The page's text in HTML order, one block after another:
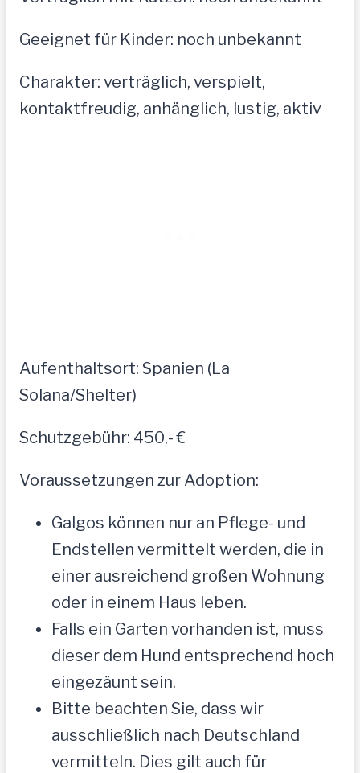
Geeignet für Kinder: noch unbekannt
Charakter: verträglich, verspielt,
kontaktfreudig, anhänglich, lustig, aktiv
Aufenthaltsort: Spanien (La
Solana/Shelter)
Schutzgebühr: 450,- €
Voraussetzungen zur Adoption:
Galgos können nur an Pflege- und
Endstellen vermittelt werden, die in
einer ausreichend großen Wohnung
oder in einem Haus leben.
Falls ein Garten vorhanden ist, muss
dieser dem Hund entsprechend hoch
eingezäunt sein.
Bitte beachten Sie, dass wir
ausschließlich nach Deutschland
vermitteln. Dies gilt auch für